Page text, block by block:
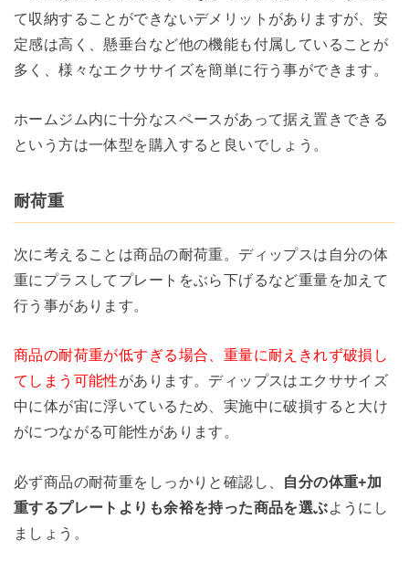
て収納することができないデメリットがありますが、安
定感は高く、懸垂台など他の機能も付属していることが
多く、様々なエクササイズを簡単に行う事ができます。
ホームジム内に十分なスペースがあって据え置きできる
という方は一体型を購入すると良いでしょう。
耐荷重
次に考えることは商品の耐荷重。ディップスは自分の体
重にプラスしてプレートをぶら下げるなど重量を加えて
行う事があります。
商品の耐荷重が低すぎる場合、重量に耐えきれず破損し
てしまう可能性があります。ディップスはエクササイズ
中に体が宙に浮いているため、実施中に破損すると大け
がにつながる可能性があります。
必ず商品の耐荷重をしっかりと確認し、 自分の体重+加
重するプレートよりも余裕を持った商品を選ぶようにし
ましょう。